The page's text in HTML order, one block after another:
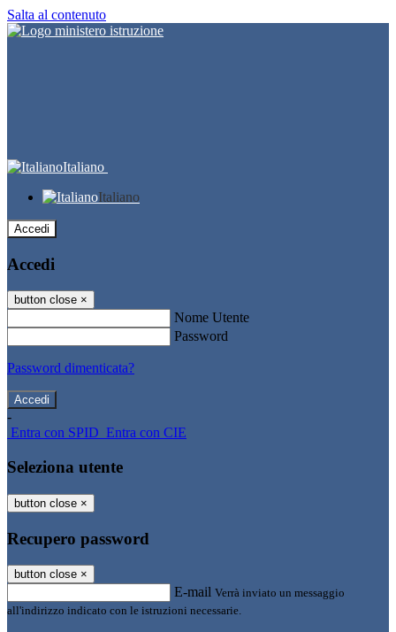
Salta al contenuto
Italiano
Italiano
Accedi
Accedi
button close ×
Nome Utente
Password
Password dimenticata?
-
Entra con SPID Entra con CIE
Seleziona utente
button close ×
Recupero password
button close ×
E-mail Verrà inviato un messaggio
all'indirizzo indicato con le istruzioni necessarie.